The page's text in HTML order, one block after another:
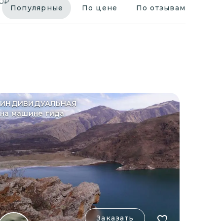
Популярные По цене По отзывам
ИНДИВИДУАЛЬНАЯ
на машине гида
Заказать